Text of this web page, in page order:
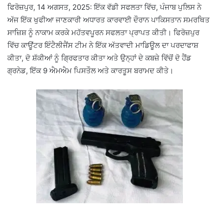
ਫਿਰੋਜ਼ਪੁਰ, 14 ਅਗਸਤ, 2025: ਇੱਕ ਵੱਡੀ ਸਫਲਤਾ ਵਿੱਚ, ਪੰਜਾਬ ਪੁਲਿਸ ਨੇ
ਅੱਜ ਇੱਕ ਖੁਫੀਆ ਜਾਣਕਾਰੀ ਅਧਾਰਤ ਕਾਰਵਾਈ ਦੌਰਾਨ ਪਾਕਿਸਤਾਨ ਸਮਰਥਿਤ
ਸਾਜ਼ਿਸ਼ ਨੂੰ ਨਾਕਾਮ ਕਰਕੇ ਮਹੱਤਵਪੂਰਨ ਸਫਲਤਾ ਪ੍ਰਾਪਤ ਕੀਤੀ। ਫਿਰੋਜ਼ਪੁਰ
ਵਿੱਚ ਕਾਊਂਟਰ ਇੰਟੈਲੀਜੈਂਸ ਟੀਮ ਨੇ ਇੱਕ ਅੱਤਵਾਦੀ ਮਾਡਿਊਲ ਦਾ ਪਰਦਾਫਾਸ਼
ਕੀਤਾ, ਦੋ ਸ਼ੱਕੀਆਂ ਨੂੰ ਗ੍ਰਿਫਤਾਰ ਕੀਤਾ ਅਤੇ ਉਨ੍ਹਾਂ ਦੇ ਕਬਜ਼ੇ ਵਿੱਚੋਂ ਦੋ ਹੈਂਡ
ਗ੍ਰਨੇਡ, ਇੱਕ 9 ਐਮਐਮ ਪਿਸਤੌਲ ਅਤੇ ਕਾਰਤੂਸ ਬਰਾਮਦ ਕੀਤੇ।